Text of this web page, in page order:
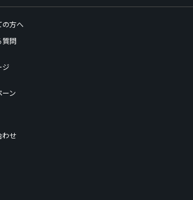
の方へ
質問
ジ
ーン
わせ